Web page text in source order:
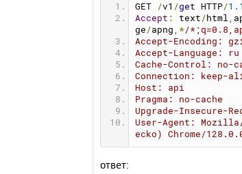
GET /v1 /get HTTP/1.1
Accept : text / html
ge /apng ,* /
Accept-Encoding:
Accept-Language: ru
Cache-Control: no-
Connection: keep-
Host: api
Pragma: no-cache
Upgrade-Insecure-
User-Agent:
ecko) Chrome/
ответ: